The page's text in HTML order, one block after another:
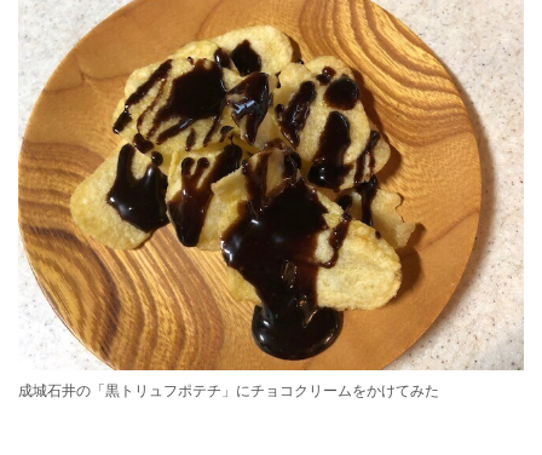
成城石井の「黒トリュフポテチ」にチョコクリームをかけてみた